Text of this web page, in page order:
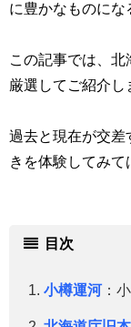
に豊かなものにな
この記事では、
厳選してご紹介し
過去と現在が交差
きを体験してみて
目次
小樽運河：